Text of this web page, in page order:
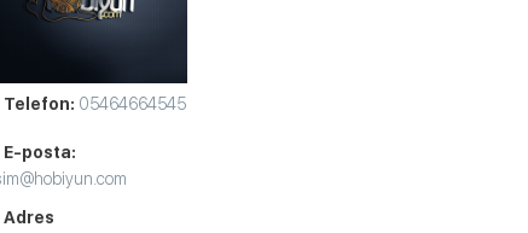
Telefon: 05464664545
E-posta:
Adres